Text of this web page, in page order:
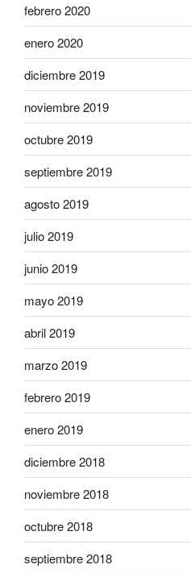
febrero 2020
enero 2020
diciembre 2019
noviembre 2019
octubre 2019
septiembre 2019
agosto 2019
julio 2019
junio 2019
mayo 2019
abril 2019
marzo 2019
febrero 2019
enero 2019
diciembre 2018
noviembre 2018
octubre 2018
septiembre 2018